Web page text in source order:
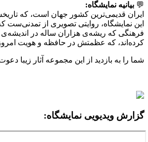
💬 بیانیه نمایشگاه:
ایران قدیمی‌ترین کشور جهان است، که
این نمایشگاه، روایتی تصویری از
فرهنگی که ریشه‌ی هزاران ساله در
کرده‌اند، که عظمتش در حافظه و هویت
شما را به بازدید از این مجموعه آثار زیبا
گزارش ویدیویی نمایشگاه: